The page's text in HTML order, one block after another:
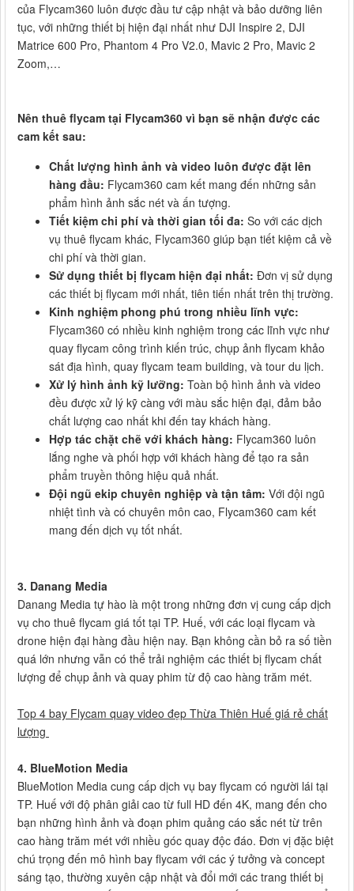
của Flycam360 luôn được đầu tư cập nhật và bảo dưỡng liên
tục, với những thiết bị hiện đại nhất như DJI Inspire 2, DJI
Matrice 600 Pro, Phantom 4 Pro V2.0, Mavic 2 Pro, Mavic 2
Zoom,…
Nên thuê flycam tại Flycam360 vì bạn sẽ nhận được các
cam kết sau:
Chất lượng hình ảnh và video luôn được đặt lên
hàng đầu: Flycam360 cam kết mang đến những sản
phẩm hình ảnh sắc nét và ấn tượng.
Tiết kiệm chi phí và thời gian tối đa: So với các dịch
vụ thuê flycam khác, Flycam360 giúp bạn tiết kiệm cả về
chi phí và thời gian.
Sử dụng thiết bị flycam hiện đại nhất: Đơn vị sử dụng
các thiết bị flycam mới nhất, tiên tiến nhất trên thị trường.
Kinh nghiệm phong phú trong nhiều lĩnh vực:
Flycam360 có nhiều kinh nghiệm trong các lĩnh vực như
quay flycam công trình kiến trúc, chụp ảnh flycam khảo
sát địa hình, quay flycam team building, và tour du lịch.
Xử lý hình ảnh kỹ lưỡng: Toàn bộ hình ảnh và video
đều được xử lý kỹ càng với màu sắc hiện đại, đảm bảo
chất lượng cao nhất khi đến tay khách hàng.
Hợp tác chặt chẽ với khách hàng: Flycam360 luôn
lắng nghe và phối hợp với khách hàng để tạo ra sản
phẩm truyền thông hiệu quả nhất.
Đội ngũ ekip chuyên nghiệp và tận tâm: Với đội ngũ
nhiệt tình và có chuyên môn cao, Flycam360 cam kết
mang đến dịch vụ tốt nhất.
3. Danang Media
Danang Media tự hào là một trong những đơn vị cung cấp dịch
vụ cho thuê flycam giá tốt tại TP. Huế, với các loại flycam và
drone hiện đại hàng đầu hiện nay. Bạn không cần bỏ ra số tiền
quá lớn nhưng vẫn có thể trải nghiệm các thiết bị flycam chất
lượng để chụp ảnh và quay phim từ độ cao hàng trăm mét.
Top 4 bay Flycam quay video đẹp Thừa Thiên Huế giá rẻ chất
lượng
4. BlueMotion Media
BlueMotion Media cung cấp dịch vụ bay flycam có người lái tại
TP. Huế với độ phân giải cao từ full HD đến 4K, mang đến cho
bạn những hình ảnh và đoạn phim quảng cáo sắc nét từ trên
cao hàng trăm mét với nhiều góc quay độc đáo. Đơn vị đặc biệt
chú trọng đến mô hình bay flycam với các ý tưởng và concept
sáng tạo, thường xuyên cập nhật và đổi mới các trang thiết bị